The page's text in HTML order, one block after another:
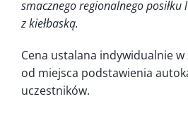
smacznego regionalnego posiłku
z kiełbaską.
Cena ustalana indywidualnie w
od miejsca podstawienia
uczestników.